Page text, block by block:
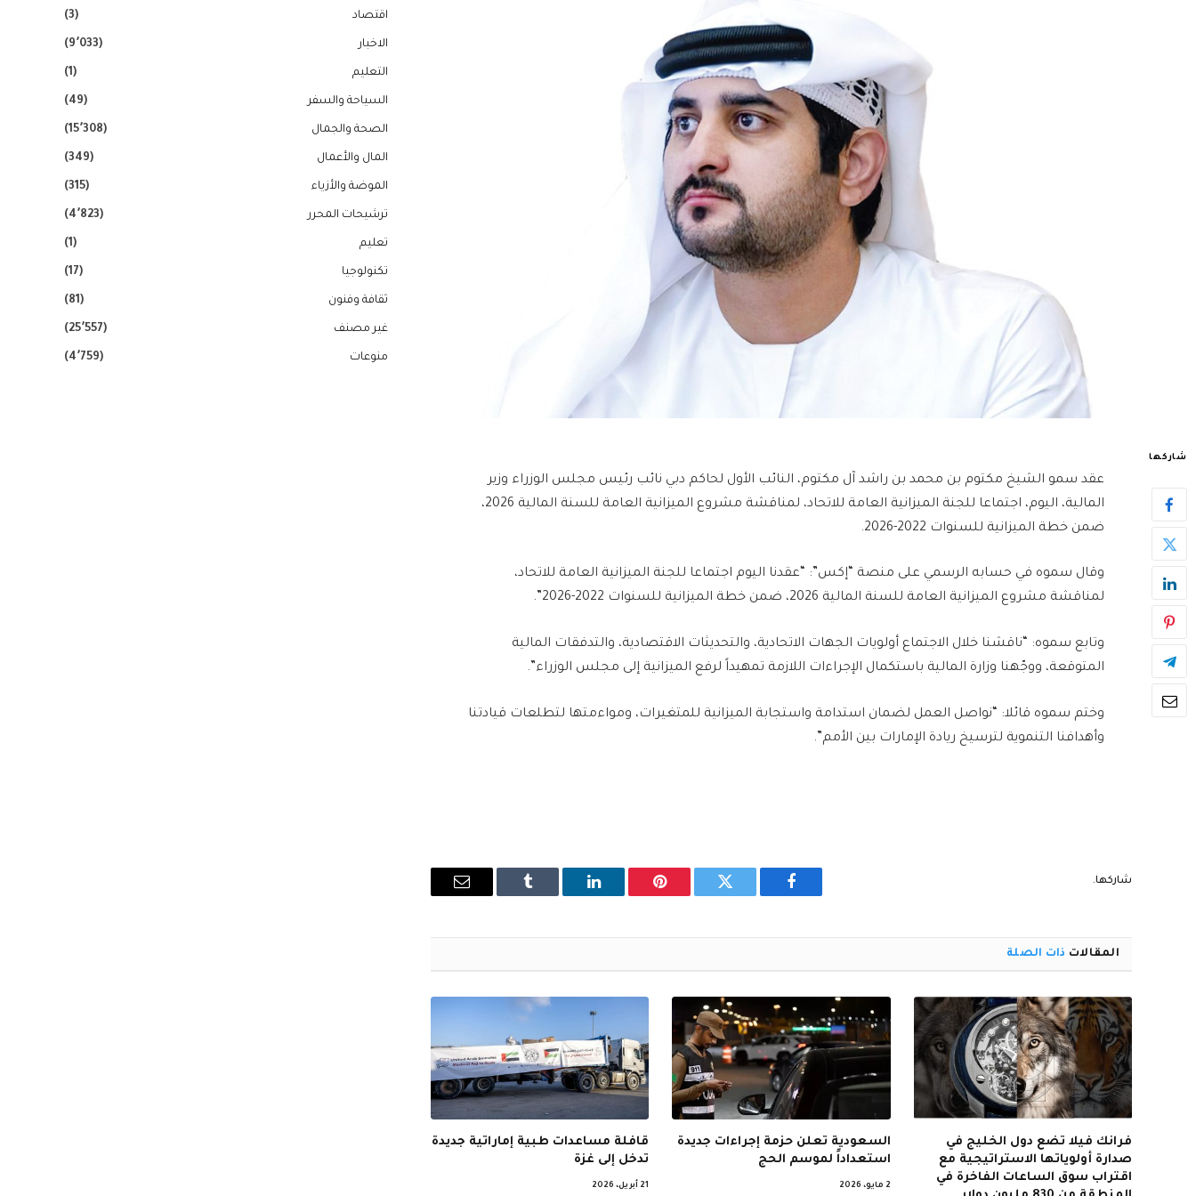
شاركها
عقد سمو الشيخ مكتوم بن محمد بن راشد آل مكتوم، النائب الأول لحاكم دبي نائب رئيس مجلس الوزراء وزير
المالية، اليوم، اجتماعا للجنة الميزانية العامة للاتحاد، لمناقشة مشروع الميزانية العامة للسنة المالية 2026،
ضمن خطة الميزانية للسنوات 2022-2026.
وقال سموه في حسابه الرسمي على منصة “إكس”: “عقدنا اليوم اجتماعا للجنة الميزانية العامة للاتحاد،
لمناقشة مشروع الميزانية العامة للسنة المالية 2026، ضمن خطة الميزانية للسنوات 2022-2026”.
وتابع سموه: “ناقشنا خلال الاجتماع أولويات الجهات الاتحادية، والتحديثات الاقتصادية، والتدفقات المالية
المتوقعة، ووجّهنا وزارة المالية باستكمال الإجراءات اللازمة تمهيداً لرفع الميزانية إلى مجلس الوزراء”.
وختم سموه قائلا: “نواصل العمل لضمان استدامة واستجابة الميزانية للمتغيرات، ومواءمتها لتطلعات قيادتنا
وأهدافنا التنموية لترسيخ ريادة الإمارات بين الأمم”.
شاركها.
فيسبوك تويتر بينتيريستلينكدإن Tumblr
البريد
المقالات ذات الصلة
فرانك فيلا تضع دول الخليج في
صدارة أولوياتها الاستراتيجية مع
اقتراب سوق الساعات الفاخرة في
السعودية تعلن حزمة إجراءات جديدة
استعداداً لموسم الحج
2 مايو، 2026
قافلة مساعدات طبية إماراتية جديدة
تدخل إلى غزة
21 أبريل، 2026
اقتصاد (3)
الاخبار (9٬033)
التعليم (1)
السياحة والسفر (49)
الصحة والجمال (15٬308)
المال والأعمال (349)
الموضة والأزياء (315)
ترشيحات المحرر (4٬823)
تعليم (1)
تكنولوجيا (17)
ثقافة وفنون (81)
غير مصنف (25٬557)
منوعات (4٬759)